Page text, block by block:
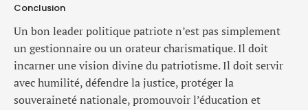
Conclusion
Un bon leader politique patriote n’est pas simplement
un gestionnaire ou un orateur charismatique. Il doit
incarner une vision divine du patriotisme. Il doit servir
avec humilité, défendre la justice, protéger la
souveraineté nationale, promouvoir l’éducation et